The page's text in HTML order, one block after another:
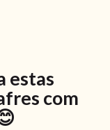
estas
com